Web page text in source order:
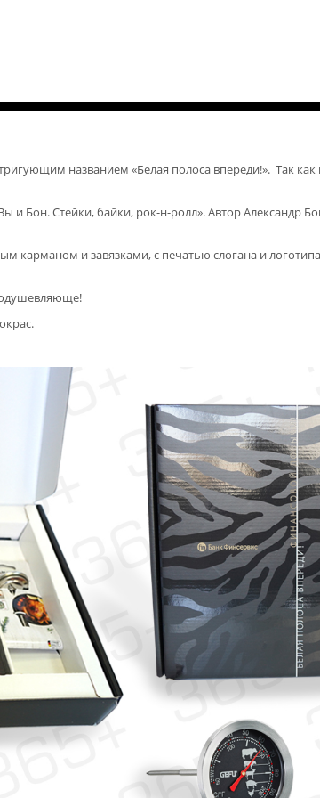
названием «Белая полоса впереди!». Так
Бон. Стейки, байки, рок-н-ролл». Автор Александр
карманом и завязками, с печатью слогана и